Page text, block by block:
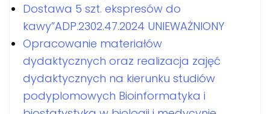
Dostawa 5 szt. ekspresów do
kawy”ADP.2302.47.2024 UNIEWAŻNIONY
Opracowanie materiałów
dydaktycznych oraz realizacja zajęć
dydaktycznych na kierunku studiów
podyplomowych Bioinformatyka i